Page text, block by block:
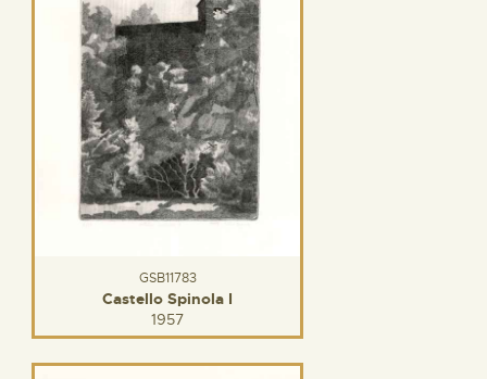
GSB11783
Castello Spinola I
1957